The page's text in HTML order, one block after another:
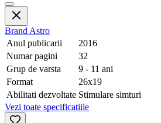
Brand Astro
Anul publicarii
2016
Numar pagini
32
Grup de varsta
9 - 11 ani
Format
26x19
Abilitati dezvoltate Stimulare simturi
Vezi toate specificatiile